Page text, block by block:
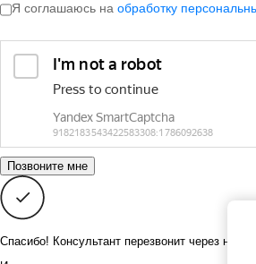
Я соглашаюсь на обработку
Спасибо! Консультант перезвонит через